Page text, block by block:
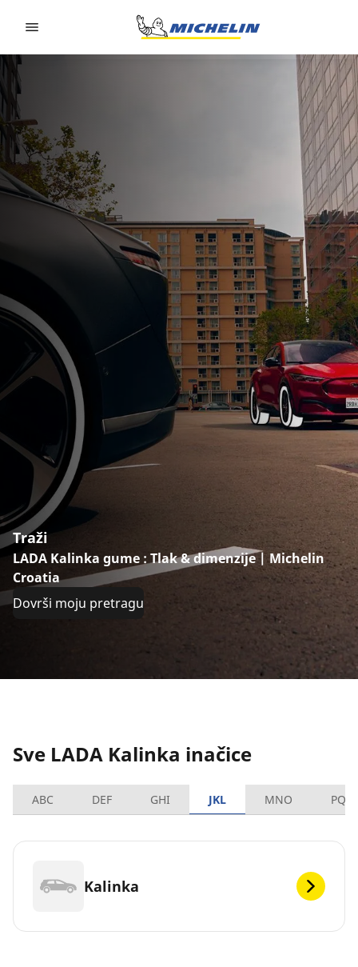
Traži
LADA Kalinka gume : Tlak & dimenzije | Michelin
Croatia
Dovrši moju pretragu
Sve LADA Kalinka inačice
ABC DEF GHI JKL MNO
Kalinka